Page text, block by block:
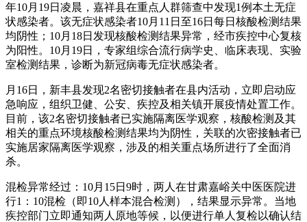
年10月19日凌晨，嘉祥县在重点人群筛查中发现1例本土无症
状感染者。该无症状感染者10月11日至16日每日核酸检测结果
均阴性；10月18日发现核酸检测结果异常，经市疾控中心复核
为阳性。10月19日，专家组综合流行病学史、临床表现、实验
室检测结果，诊断为新冠病毒无症状感染者。
月16日，新丰县发现2名密切接触者在县内活动，立即启动应
急响应，组织卫健、公安、疾控及相关镇开展疫情处置工作。
目前，该2名密切接触者已实施隔离医学观察，核酸检测及其
相关的重点环境核酸检测结果均为阴性，关联的次密接触者已
实施居家隔离医学观察，涉及的相关重点场所进行了全面消
杀。
混检异常经过：10月15日9时，两人在甘肃嘉峪关中医医院进
行1：10混检（即10人样本混合检测），结果显示异常。当地
疾控部门立即通知两人原地等候，以便进行单人复检以确认结